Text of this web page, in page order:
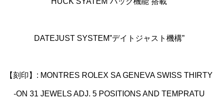
DATEJUST SYSTEM”デイトジャスト機構”
【刻印】: MONTRES ROLEX SA GENEVA SWISS THIRTY
-ON 31 JEWELS ADJ. 5 POSITIONS AND TEMPRATU